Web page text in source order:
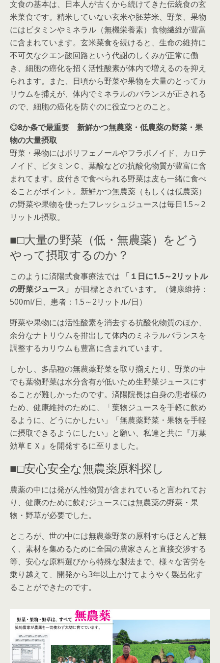
文食の基本は、日本人が古くから続けてきた伝統食の玄
米菜食です。精米していない玄米や胚芽米、野菜、果物
にはビタミンやミネラル（無機栄養素）食物繊維が豊富
に含まれています。玄米菜食を続けると、生命の維持に
不可欠なクエン酸回路という代謝のしくみが正常に働
き、細胞の癌化を招く活性酸素が体内で増えるのを抑え
られます。また、日頃から野菜や果物を大量のとってカ
リウムを捕えが、体内でミネラルのバランスが正される
ので、細胞の癌化を防ぐのに役立つとのこと。
◎8か条で最重要 新鮮かつ無農薬・低農薬の野菜・果
物の大量摂取
野菜・果物にはポリフェノールやフラボノイド、カロテ
ノイド、ビタミンＣ、葉酸などの抗酸化物質が豊富に含
まれてます。皮付きで食べられる野菜は皮も一緒に食べ
ることがポイント。新鮮かつ無農薬（もしくは低農薬）
の野菜や果物を使ったフレッシュジュースは毎日1.5～2
リットル摂取。
■□大量の野菜（低・無農薬）をどう
やって摂取するのか？
このように済陽式食事療法では
「１日に1.5～2リットル
の野菜ジュース」 が目標とされています。（健康維持：
500ml/日、患者：1.5～2リットル/日）
野菜や果物には活性酸素を消去する抗酸化物質のほか、
余分なナトリウムを排出して体内のミネラルバランスを
調整するカリウムも豊富に含まれています。
しかし、多品種の無農薬野菜を取り揃えたり、野菜の中
でも葉物野菜は水分含有が低いため生野菜ジュースにす
ることが難しかったのです。済陽院長は自身の患者様の
ため、健康維持のために、「葉物ジュースを手軽に飲め
るように、どうにかしたい」「無農薬野菜・果物を手軽
に摂取できるようにしたい」と願い、私達と共に『万葉
効草ＥＸ』を開発するに至りました。
■□安心安全な無農薬原料探し
農薬の中には発がん性物質が含まれていると言われてお
り、健康のために飲むジュースには無農薬の野菜・果
物・野草が必要でした。
ところが、世の中には無農薬野菜の原料すらほとんど無
く、素材を集めるために全国の農家さんと直接交渉する
等、安心な原料選びから特殊な製法まで、様々な苦労を
乗り越えて、開発から3年以上かけてようやく製品化す
ることができたのです。